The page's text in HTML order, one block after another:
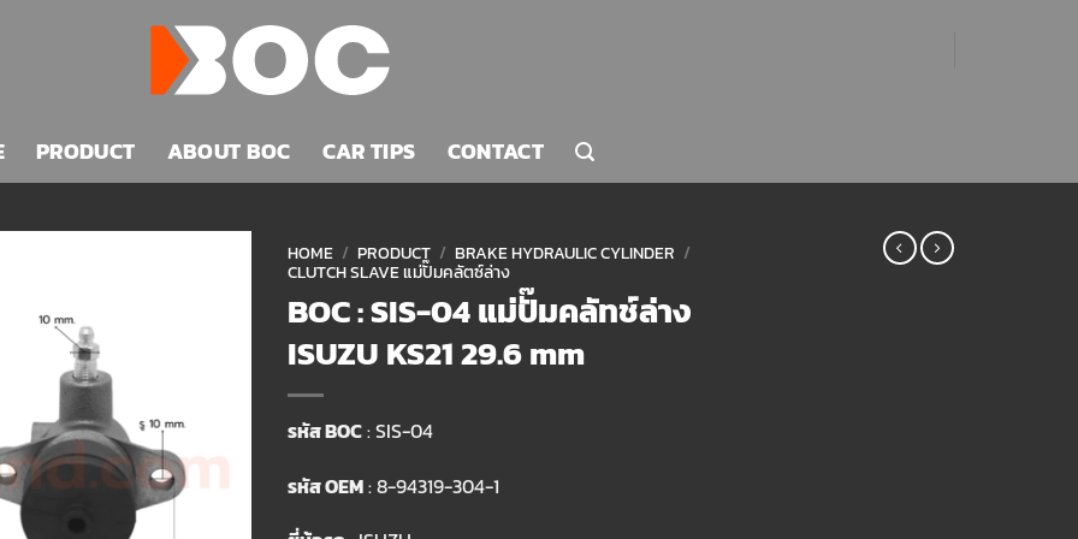
PRODUCT ABOUT BOC CAR TIPS CONTACT
HOME / PRODUCT / BRAKE HYDRAULIC CYLINDER /
CLUTCH SLAVE แม่ปั๊มคลัตซ์ล่าง
BOC : SIS-04 แม่ปั๊มคลัทช์ล่าง
ISUZU KS21 29.6 mm
รหัส BOC: SIS-04
รหัส OEM: 8-94319-304-1